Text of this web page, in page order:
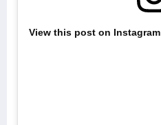
View this post on Instagram